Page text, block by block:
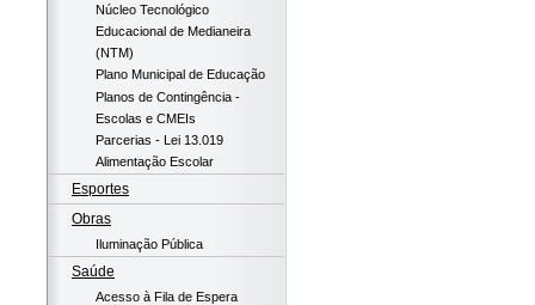
Núcleo Tecnológico
Educacional de Medianeira
(NTM)
Plano Municipal de Educação
Planos de Contingência -
Escolas e CMEIs
Parcerias - Lei 13.019
Alimentação Escolar
Esportes
Obras
Iluminação Pública
Saúde
Acesso à Fila de Espera